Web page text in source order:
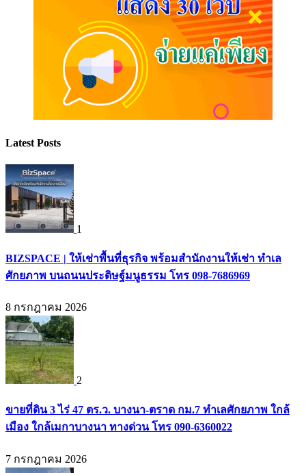
Latest Posts
1
BIZSPACE | ให้เช่าพื้นที่ธุรกิจ พร้อมสำนักงานให้เช่า ทำเล
ศักยภาพ บนถนนประดิษฐ์มนูธรรม โทร 098-7686969
8 กรกฎาคม 2026
2
ขายที่ดิน 3 ไร่ 47 ตร.ว. บางนา-ตราด กม.7 ทำเลศักยภาพ ใกล้
เมือง ใกล้เมกาบางนา ทางด่วน โทร 090-6360022
7 กรกฎาคม 2026